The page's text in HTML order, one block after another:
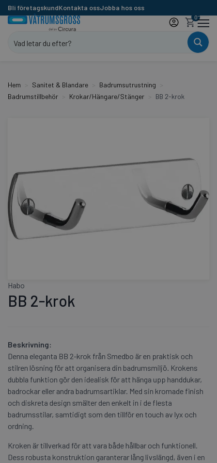
Bli företagskundKontakta ossJobba hos oss
0
Hem Sanitet & Blandare
Badrumsutrustning
Badrumstillbehör
Krokar/Hängare/Stänger BB 2-krok
Habo
BB 2-krok
Beskrivning:
Denna eleganta BB 2-krok från Smedbo är en praktisk och
stilren lösning för att organisera din badrumsmiljö. Krokens
dubbla funktion gör den idealisk för att hänga upp handdukar,
badrockar eller andra badrumsartiklar. Med sin kromade finish
och diskreta design smälter den enkelt in i de flesta
badrumsstilar, samtidigt som den tillför en touch av lyx och
ordning.
Kroken är tillverkad för att vara både hållbar och funktionell.
Dess robusta konstruktion garanterar lång livslängd, även i en